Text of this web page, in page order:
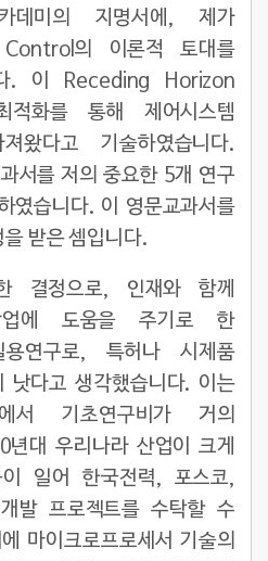
데미의 지명서에, 제가
의 이론적 토대를
다. 이 Receding Horizon
화를 통해 제어시스템
왔다고 기술하였습니다.
서를 저의 중요한 5개 연구
였습니다. 이 영문교과서를
받은 셈입니다.
결정으로, 인재와 함께
업에 도움을 주기로 한
연구로, 특허나 시제품
낫다고 생각했습니다. 이는
서 기초연구비가 거의
대 우리나라 산업이 크게
일어 한국전력, 포스코,
발 프로젝트를 수탁할 수
마이크로프로세서 기술의